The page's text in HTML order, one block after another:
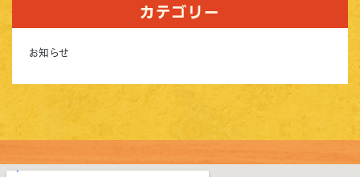
カテゴリー
お知らせ